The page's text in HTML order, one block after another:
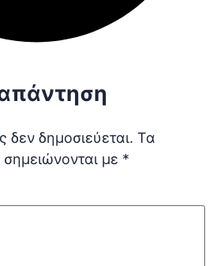
δεν δημοσιεύεται. Τα
με *